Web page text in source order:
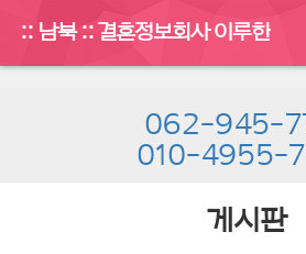
:: 남북 :: 결혼정보회사 이루한
062-945-
010-4955-
게시판